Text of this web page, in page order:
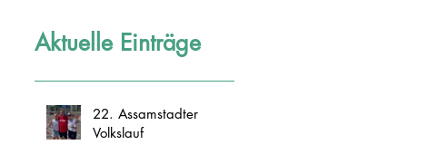
Aktuelle Einträge
22. Assamstadter
Volkslauf